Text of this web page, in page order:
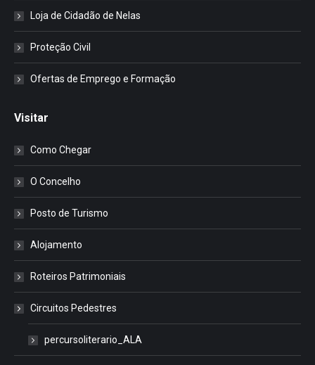
Loja de Cidadão de Nelas
Proteção Civil
Ofertas de Emprego e Formação
Visitar
Como Chegar
O Concelho
Posto de Turismo
Alojamento
Roteiros Patrimoniais
Circuitos Pedestres
percursoliterario_ALA